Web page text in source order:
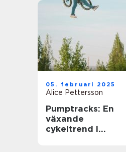
05. februari 2025
Alice Pettersson
Pumptracks: En
växande
cykeltrend i